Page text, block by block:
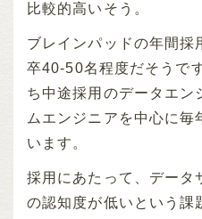
比較的高いそう。
ブレインパッドの年間
卒40-50名程度だそうで
ち中途採用のデータエン
ムエンジニアを中心に毎
います。
採用にあたって、データ
の認知度が低いという課